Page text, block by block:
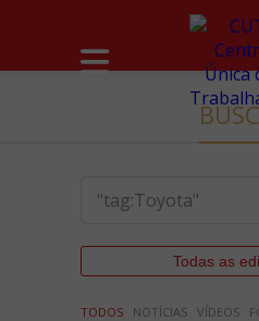
Todas as
TODOS NOTÍCIAS VÍDEOS